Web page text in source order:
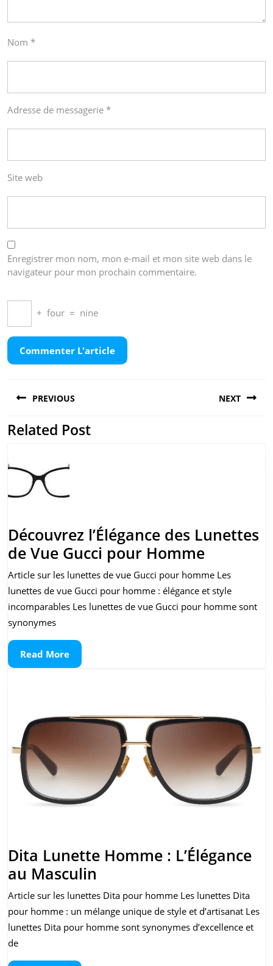
Nom *
Adresse de messagerie *
Site web
Enregistrer mon nom, mon e-mail et mon site web dans le
navigateur pour mon prochain commentaire.
+ four = nine
de
l’article
PREVIOUS
Previous
NEXT
Related Post
Découvrez l’Élégance des Lunettes
de Vue Gucci pour Homme
des
Lunettes
Article sur les lunettes de vue Gucci pour homme Les
lunettes de vue Gucci pour homme : élégance et style
incomparables Les lunettes de vue Gucci pour homme sont
synonymes
Read MoreRead
More
Dita Lunette Homme : L’Élégance
au Masculin
Lunette
Homme
:
Article sur les lunettes Dita pour homme Les lunettes Dita
pour homme : un mélange unique de style et d’artisanat Les
lunettes Dita pour homme sont synonymes d’excellence et
de